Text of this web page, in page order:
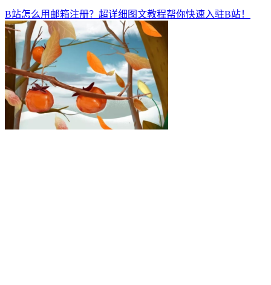
B站怎么用邮箱注册？超详细图文教程帮你快速入驻B站！